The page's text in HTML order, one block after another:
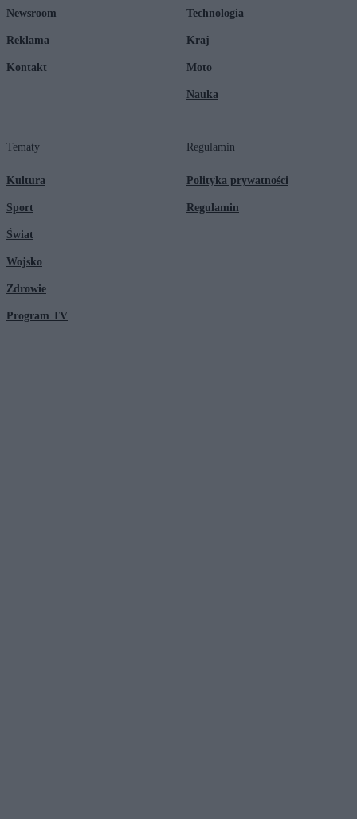
Newsroom
Reklama
Kontakt
Technologia
Kraj
Moto
Nauka
Tematy
Kultura
Sport
Świat
Wojsko
Zdrowie
Program TV
Regulamin
Polityka prywatności
Regulamin